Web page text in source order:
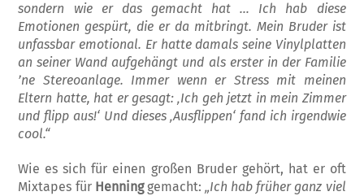
sondern wie er das gemacht hat … Ich hab diese
Emotionen gespürt, die er da mitbringt. Mein Bruder ist
unfassbar emo­tional. Er hatte damals seine Vinylplatten
an seiner Wand aufgehängt und als erster in der Familie
’ne Stereoanlage. Immer wenn er Stress mit meinen
Eltern hatte, hat er gesagt: ‚Ich geh jetzt in mein Zimmer
und flipp aus!‘ Und dieses ‚Ausflippen‘ fand ich irgendwie
cool.“
Wie es sich für einen großen Bruder gehört, hat er oft
Mixtapes für Henninggemacht: „Ich hab früher ganz viel